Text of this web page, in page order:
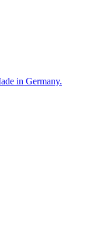
in Germany.